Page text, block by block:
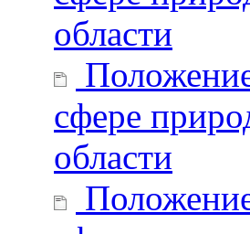
области
сфере
области